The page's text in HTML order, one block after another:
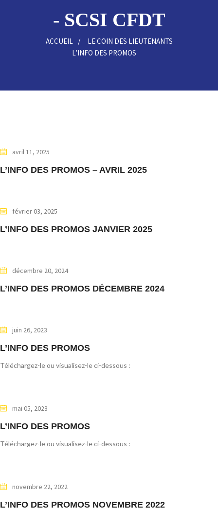
- SCSI CFDT
ACCUEIL
LE COIN DES LIEUTENANTS
L’INFO DES PROMOS
avril 11, 2025
L’INFO DES PROMOS – AVRIL 2025
février 03, 2025
L’INFO DES PROMOS JANVIER 2025
décembre 20, 2024
L’INFO DES PROMOS DÉCEMBRE 2024
juin 26, 2023
L’INFO DES PROMOS
Téléchargez-le ou visualisez-le ci-dessous :
mai 05, 2023
L’INFO DES PROMOS
Téléchargez-le ou visualisez-le ci-dessous :
novembre 22, 2022
L’INFO DES PROMOS NOVEMBRE 2022